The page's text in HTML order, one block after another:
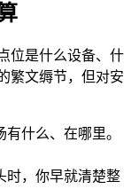
位是什么设备、什
繁文缛节，但对安
什么、在哪里。
时，你早就清楚整